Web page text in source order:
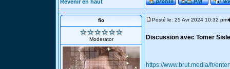
Revenir en haut
fio
Moderator
Posté le: 25 Avr 2024 10:32 pm
Discussion avec Tomer
https://www.brut.media/fr/